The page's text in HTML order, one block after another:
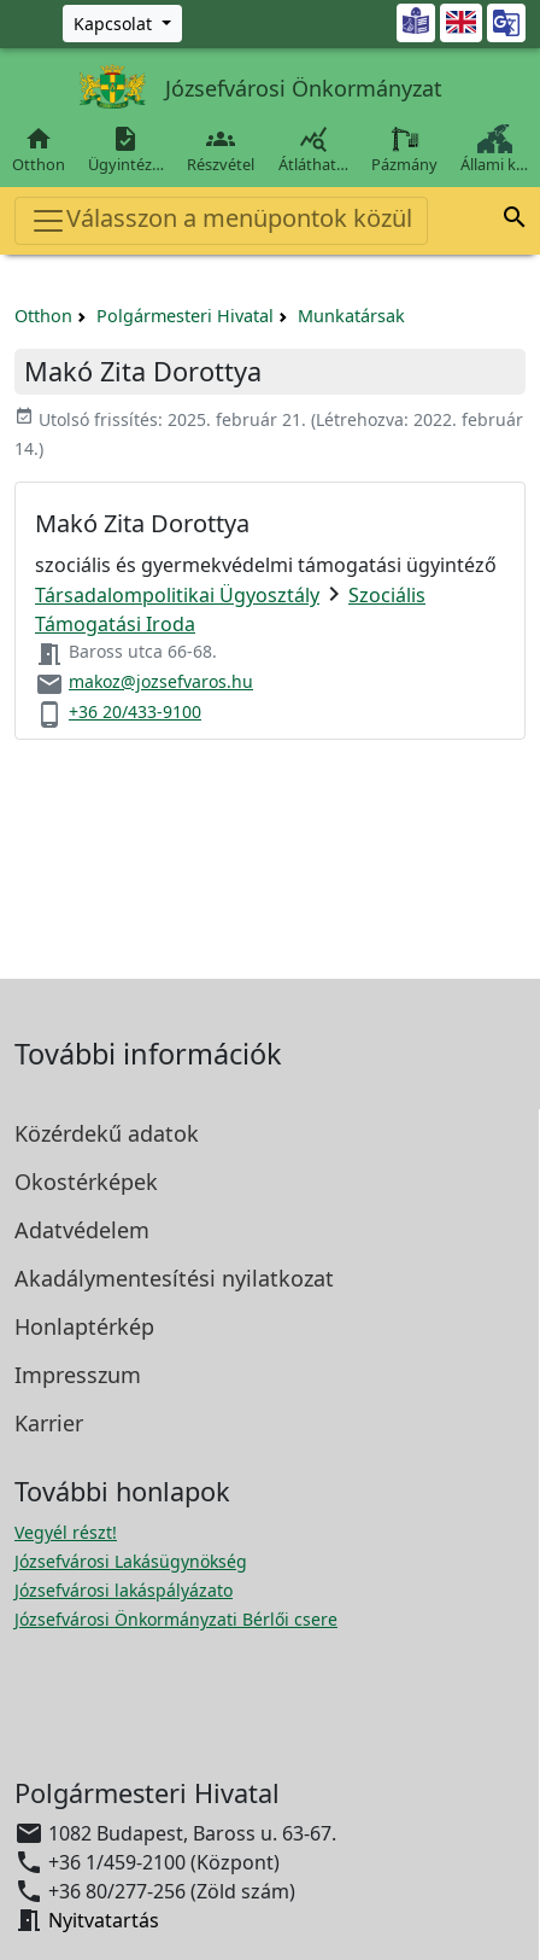
Ugrás a fő tartalomra
Kapcsolat 
Józsefvárosi Önkormányzat

Otthon

Ügyintéz…

Részvétel

Átláthat… Pázmány Állami k…
Válasszon a menüpontok közül 
Otthon Polgármesteri Hivatal Munkatársak
Makó Zita Dorottya
event_available Utolsó frissítés: 2025. február 21. (Létrehozva: 2022. február
14.)
Makó Zita Dorottya
szociális és gyermekvédelmi támogatási ügyintéző
Társadalompolitikai Ügyosztály chevron_right Szociális
Támogatási Iroda
meeting_room Baross utca 66-68.
email makoz@jozsefvaros.hu
phone_android +36 20/433-9100
További információk
Közérdekű adatok
Okostérképek
Adatvédelem
Akadálymentesítési nyilatkozat
Honlaptérkép
Impresszum
Karrier
További honlapok
Vegyél részt!
Józsefvárosi Lakásügynökség
Józsefvárosi lakáspályázato
Józsefvárosi Önkormányzati Bérlői csere
Polgármesteri Hivatal
 1082 Budapest, Baross u. 63-67.
 +36 1/459-2100 (Központ)
 +36 80/277-256 (Zöld szám)
 Nyitvatartás